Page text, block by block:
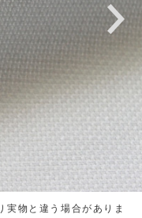
物と違う場合がありま